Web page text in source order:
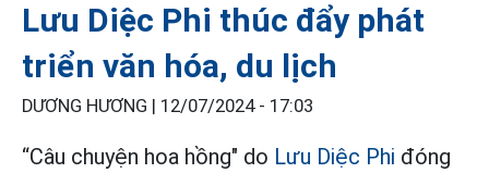
Lưu Diệc Phi thúc đẩy phát
triển văn hóa, du lịch
DƯƠNG HƯƠNG | 12/07/2024 - 17:03
“Câu chuyện hoa hồng" do Lưu Diệc Phi đóng